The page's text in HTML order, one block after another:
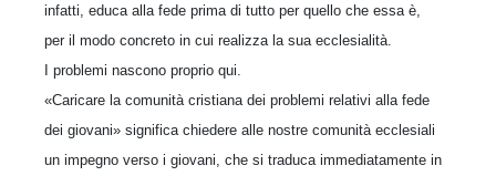
infatti, educa alla fede prima di tutto per quello che essa è,
per il modo concreto in cui realizza la sua ecclesialità.
I problemi nascono proprio qui.
«Caricare la comunità cristiana dei problemi relativi alla fede
dei giovani» significa chiedere alle nostre comunità ecclesiali
un impegno verso i giovani, che si traduca immediatamente in